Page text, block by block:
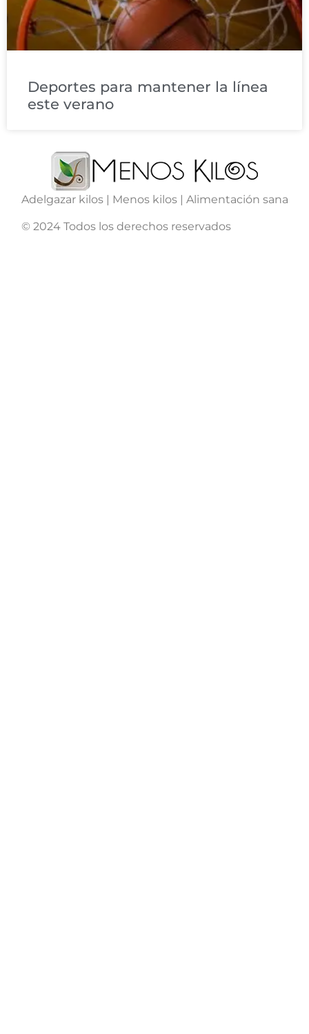
Deportes para mantener la línea
este verano
Adelgazar kilos | Menos kilos | Alimentación sana
© 2024 Todos los derechos reservados